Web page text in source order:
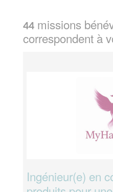
44 missions
correspondent à
Ingénieur(e) en